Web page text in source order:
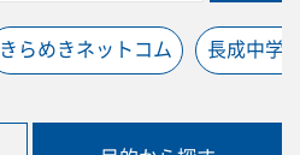
きらめきネットコム 長成中学